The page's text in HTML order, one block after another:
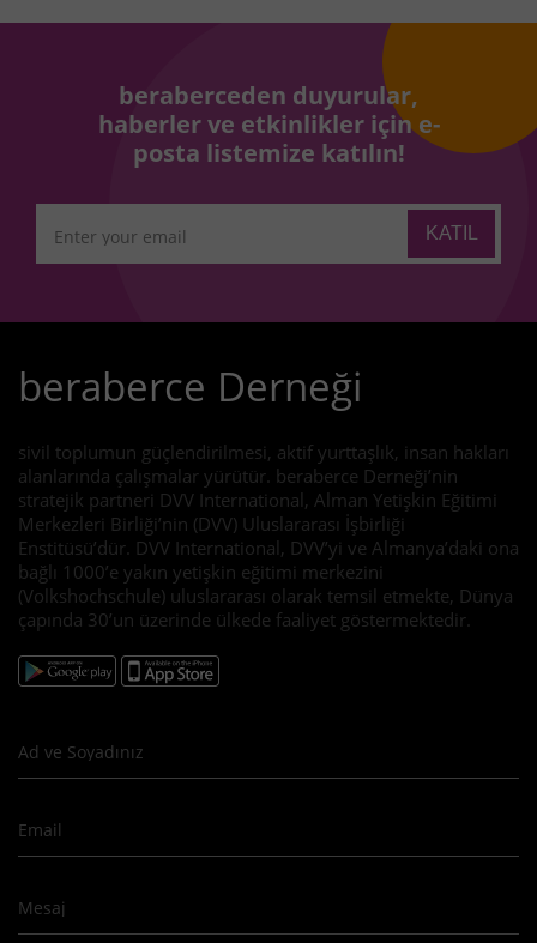
beraberceden duyurular,
haberler ve etkinlikler için e-
posta listemize katılın!
beraberce Derneği
sivil toplumun güçlendirilmesi, aktif yurttaşlık, insan hakları
alanlarında çalışmalar yürütür. beraberce Derneği’nin
stratejik partneri DVV International, Alman Yetişkin Eğitimi
Merkezleri Birliği’nin (DVV) Uluslararası İşbirliği
Enstitüsü’dür. DVV International, DVV’yi ve Almanya’daki ona
bağlı 1000’e yakın yetişkin eğitimi merkezini
(Volkshochschule) uluslararası olarak temsil etmekte, Dünya
çapında 30’un üzerinde ülkede faaliyet göstermektedir.